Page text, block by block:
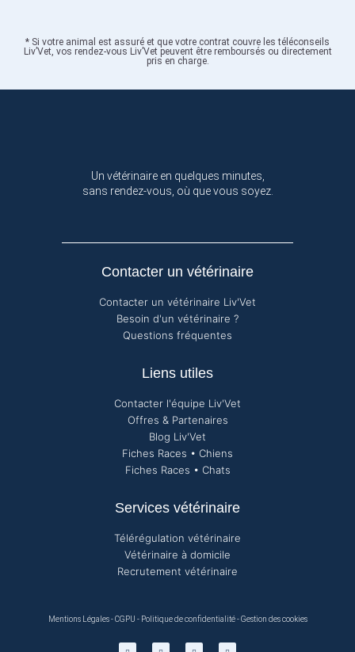
* Si votre animal est assuré et que votre contrat couvre les téléconseils
Liv’Vet, vos rendez-vous Liv’Vet peuvent être remboursés ou directement
pris en charge.
Un vétérinaire en quelques minutes,
sans rendez-vous, où que vous soyez.
Contacter un vétérinaire
Contacter un vétérinaire Liv'Vet
Besoin d'un vétérinaire ?
Questions fréquentes
Liens utiles
Contacter l'équipe Liv'Vet
Offres & Partenaires
Blog Liv'Vet
Fiches Races • Chiens
Fiches Races • Chats
Services vétérinaire
Télérégulation vétérinaire
Vétérinaire à domicile
Recrutement vétérinaire
Mentions Légales-CGPU - Politique de confidentialité-Gestion des cookies